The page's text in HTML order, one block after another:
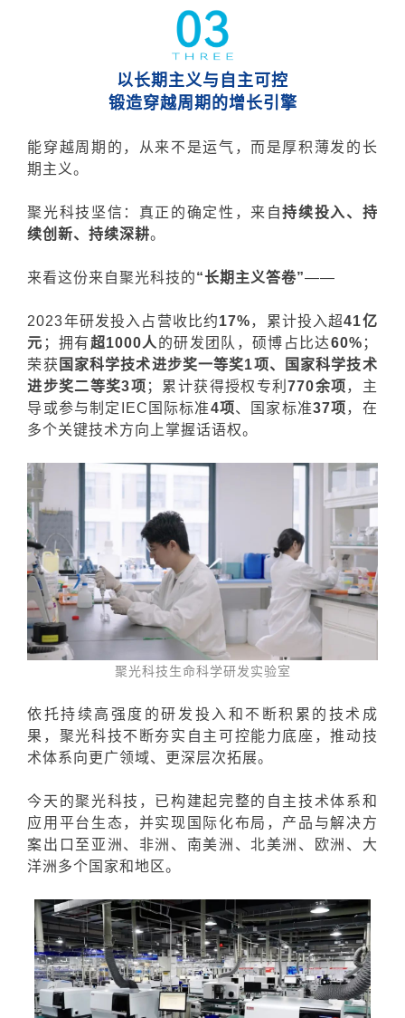
以长期主义与自主可控
锻造穿越周期的增长引擎
能穿越周期的，从来不是运气，而是厚积薄发的长
期主义。
聚光科技坚信：真正的确定性，来自持续投入、持
续创新、持续深耕。
来看这份来自聚光科技的“长期主义答卷”——
2023年研发投入占营收比约17%，累计投入超41亿
元 ；拥有超1000人 的研发团队，硕博占比达60% ；
荣获 国家科学技术进步奖一等奖1项、
国家科学技术
进步奖二等奖3项 ；累计获得授权专利770余项 ，主
导或参与制定IEC国际标准4项、国家标准37项 ，在
多个关键技术方向上掌握话语权。
聚光科技生命科学研发实验室
依托持续高强度的研发投入和不断积累的技术成
果，聚光科技不断夯实自主可控能力底座，推动技
术体系向更广领域、更深层次拓展。
今天的聚光科技，已构建起完整的自主技术体系和
应用平台生态，并实现国际化布局，产品与解决方
案出口至亚洲、非洲、南美洲、北美洲、欧洲、大
洋洲多个国家和地区。